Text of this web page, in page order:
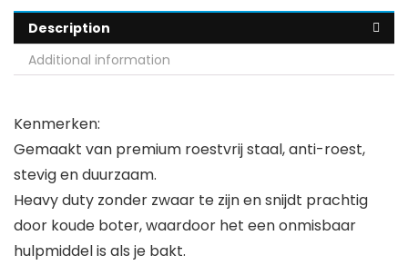
Description
Additional information
Kenmerken:
Gemaakt van premium roestvrij staal, anti-roest,
stevig en duurzaam.
Heavy duty zonder zwaar te zijn en snijdt prachtig
door koude boter, waardoor het een onmisbaar
hulpmiddel is als je bakt.